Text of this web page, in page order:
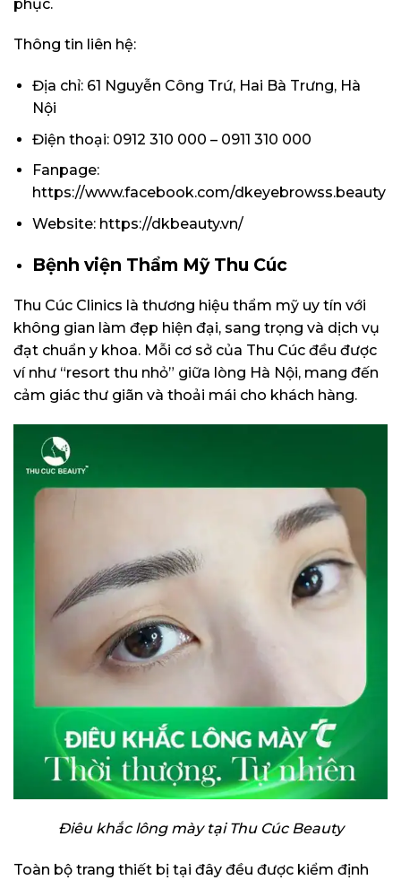
phục.
Thông tin liên hệ:
Địa chỉ: 61 Nguyễn Công Trứ, Hai Bà Trưng, Hà
Nội
Điện thoại: 0912 310 000 – 0911 310 000
Fanpage:
https://www.facebook.com/dkeyebrowss.beauty
Website: https://dkbeauty.vn/
Bệnh viện Thẩm Mỹ Thu Cúc
Thu Cúc Clinics là thương hiệu thẩm mỹ uy tín với
không gian làm đẹp hiện đại, sang trọng và dịch vụ
đạt chuẩn y khoa. Mỗi cơ sở của Thu Cúc đều được
ví như “resort thu nhỏ” giữa lòng Hà Nội, mang đến
cảm giác thư giãn và thoải mái cho khách hàng.
Điêu khắc lông mày tại Thu Cúc Beauty
Toàn bộ trang thiết bị tại đây đều được kiểm định